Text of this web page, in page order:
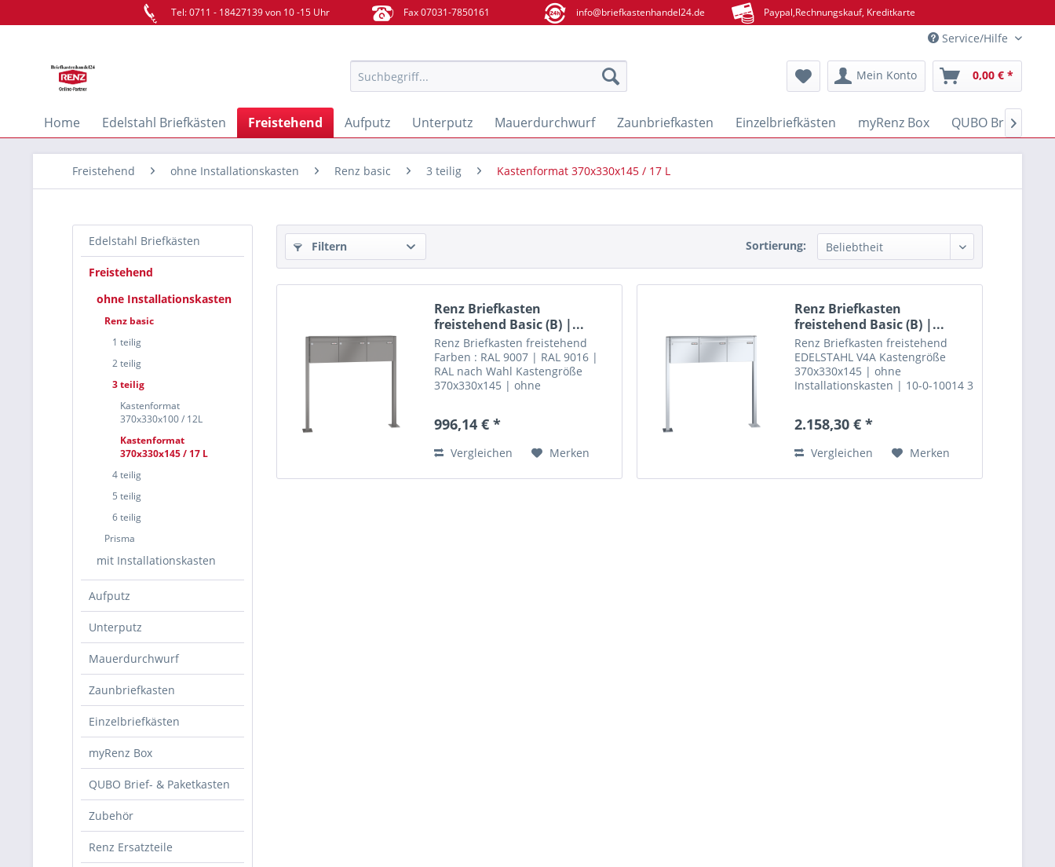
Tel: 0711 - 18427139 von 10 -15 Uhr Fax 07031-7850161 info@briefkastenhandel24.de Paypal,Rechnungskauf, Kreditkarte
Service/Hilfe
Mein Konto 0,00 € *
Home Edelstahl Briefkästen Freistehend Aufputz Unterputz Mauerdurchwurf Zaunbriefkasten Einzelbriefkästen myRenz Box QUBO Brief- &

Freistehend ohne Installationskasten Renz basic 3 teilig Kastenformat 370x330x145 / 17 L
Edelstahl Briefkästen
Freistehend
ohne Installationskasten
Renz basic
1 teilig
2 teilig
3 teilig
Kastenformat
370x330x100 / 12L
Kastenformat
370x330x145 / 17 L
4 teilig
5 teilig
6 teilig
Prisma
mit Installationskasten
Aufputz
Unterputz
Mauerdurchwurf
Zaunbriefkasten
Einzelbriefkästen
myRenz Box
QUBO Brief- & Paketkasten
Zubehör
Renz Ersatzteile
Filtern Sortierung:
Renz Briefkasten
freistehend Basic (B) |...
Renz Briefkasten freistehend
Farben : RAL 9007 | RAL 9016 |
RAL nach Wahl Kastengröße
370x330x145 | ohne
996,14 € *
Vergleichen Merken
Renz Briefkasten
freistehend Basic (B) |...
Renz Briefkasten freistehend
EDELSTAHL V4A Kastengröße
370x330x145 | ohne
Installationskasten | 10-0-10014 3
einem günstigem Preis. Durch
Regenschutzdaches ist...
2.158,30 € *
Vergleichen Merken